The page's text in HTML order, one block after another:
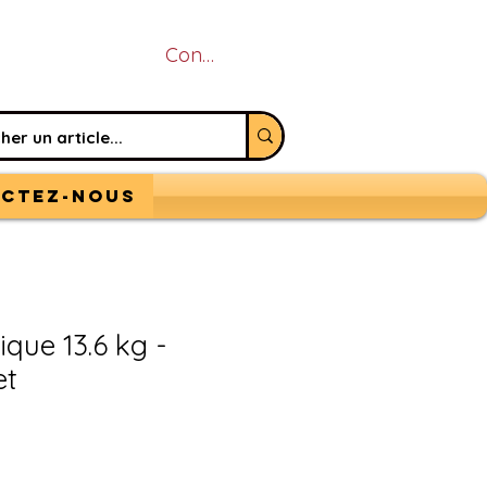
Connexion
nous
13.6 kg -